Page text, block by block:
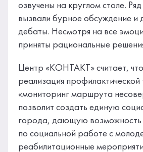
озвучены на круглом столе.
вызвали бурное обсуждение и
дебаты. Несмотря на все
приняты рациональные
Центр «КОНТАКТ» считает,
реализация профилактической
«мониторинг маршрута
позволит создать единую
города, дающую возможность
по социальной работе с
реабилитационные